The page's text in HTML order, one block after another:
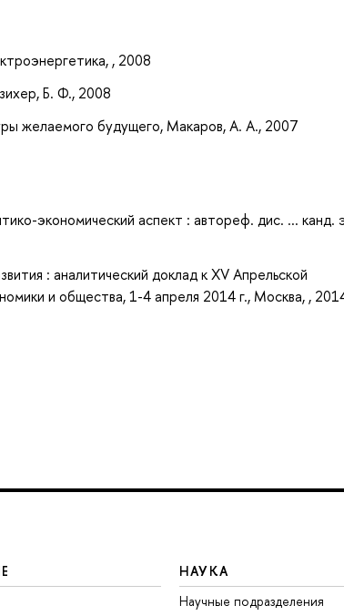
, 2008
Б. Ф., 2008
желаемого будущего, Макаров, А. А., 2007
экономический аспект : автореф. дис. ... канд.
: аналитический доклад к XV Апрельской
и общества, 1-4 апреля 2014 г., Москва, ,
НАУКА
Научные подразделения